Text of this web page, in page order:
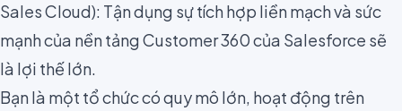
Sales Cloud): Tận dụng sự tích hợp liền mạch và sức
mạnh của nền tảng Customer 360 của Salesforce sẽ
là lợi thế lớn.
Bạn là một tổ chức có quy mô lớn, hoạt động trên